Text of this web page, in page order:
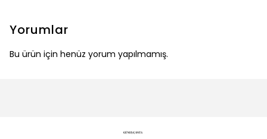
Yorumlar
Bu ürün için henüz yorum yapılmamış.